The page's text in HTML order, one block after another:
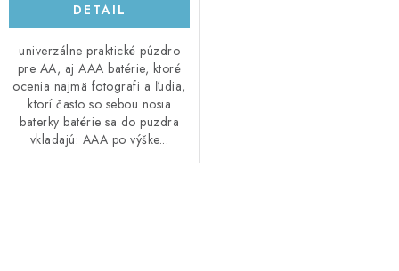
DETAIL
univerzálne praktické púzdro
pre AA, aj AAA batérie, ktoré
ocenia najmä fotografi a ľudia,
ktorí často so sebou nosia
baterky batérie sa do puzdra
vkladajú: AAA po výške...